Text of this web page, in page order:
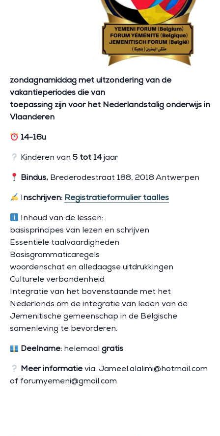
zondagnamiddag met uitzondering van de
vakantieperiodes die van
toepassing zijn voor het Nederlandstalig onderwijs in
Vlaanderen
14-16u
Kinderen van5 tot 14jaar
Bindus, Brederodestraat 188, 2018 Antwerpen
Inschrijven: Registratieformulier taalles
Inhoud van de lessen:
basisprincipes van lezen en schrijven
Essentiële taalvaardigheden
Basisgrammaticaregels
woordenschat en alledaagse uitdrukkingen
Culturele verbondenheid
Integratie van het bovenstaande met het
Nederlands om de integratie van leden van de
Jemenitische gemeenschap in de Belgische
samenleving te bevorderen.
Deelname: helemaalgratis
Meer informatie via: Jameel.alalimi@hotmail.com
of forumyemeni@gmail.com